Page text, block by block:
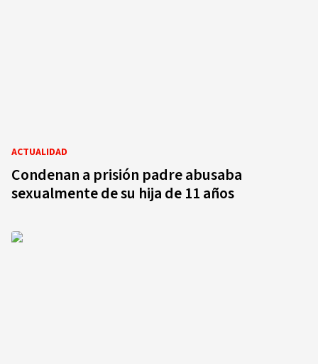
ACTUALIDAD
Condenan a prisión padre abusaba
sexualmente de su hija de 11 años